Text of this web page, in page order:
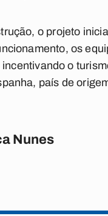
o projeto
os
o
país de
Nunes